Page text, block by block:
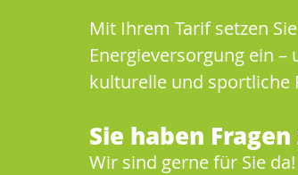
Mit Ihrem Tarif setzen
Energieversorgung ein –
kulturelle und sportliche
Sie haben
Wir sind gerne für Sie da!